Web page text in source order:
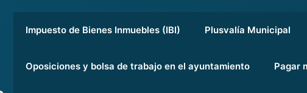
Impuesto de Bienes Inmuebles (IBI) Plusvalía Municipal
Oposiciones y bolsa de trabajo en el ayuntamiento Pagar